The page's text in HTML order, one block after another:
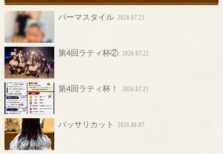
パーマスタイル 2026.07.23
第4回ラティ杯② 2026.07.22
第4回ラティ杯！ 2026.07.21
バッサリカット 2026.06.07